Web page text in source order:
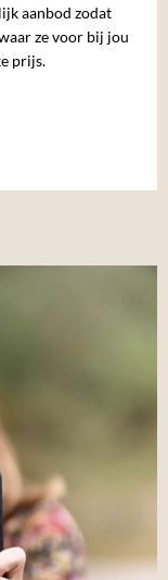
aanbod zodat
ze voor bij jou
prijs.